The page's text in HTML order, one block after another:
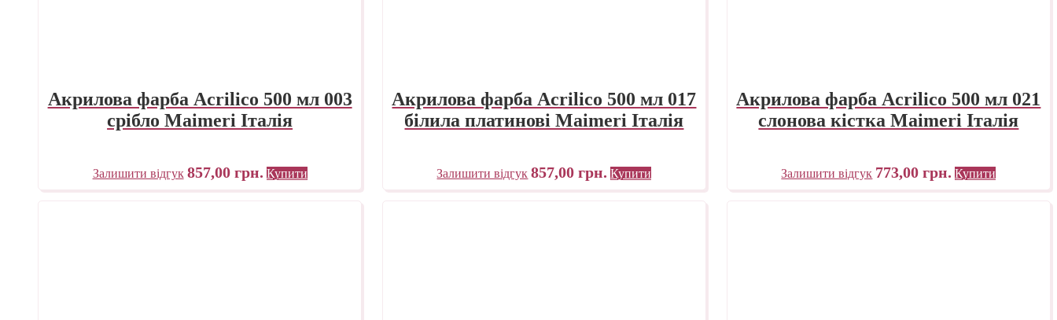
Акрилова фарба Acrilico 500 мл 003
срібло Maimeri Італія
Залишити відгук 857,00 грн. Купити
Акрилова фарба Acrilico 500 мл 017
білила платинові Maimeri Італія
Залишити відгук 857,00грн. Купити
Акрилова фарба Acrilico 500 мл 021
слонова кістка Maimeri Італія
Залишити відгук 773,00грн. Купити